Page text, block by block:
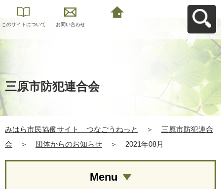
このサイトについて お問い合わせ
三原市防犯連合会
みはら市民協働サイト つなごうねっと ＞
三原市防犯連合
会
＞ 団体からのお知らせ ＞ 2021年08月
Menu